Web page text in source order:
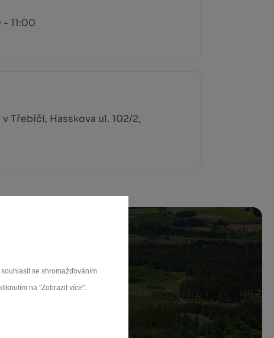
se shromažďováním
na "Zobrazit více".
11:00
Třebíči, Hasskova ul. 102/2,